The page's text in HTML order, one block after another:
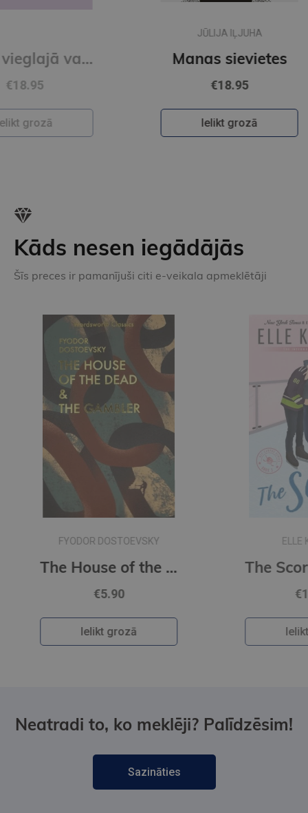
Stāsti vieglajā valodā 3. grāmata Manas sievietes
Kāds nesen iegādājās
Šīs preces ir pamanījuši citi e-veikala apmeklētāji
ELLE KENNEDY
Ielikt grozā
Neatradi to, ko meklēji? Palīdzēsim!
Sazināties